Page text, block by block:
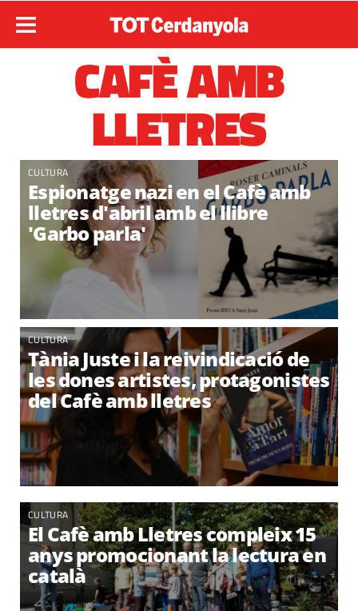
CAFÈ AMB
LLETRES
CULTURA
Espionatge nazi en el Cafè amb
lletres d'abril amb el llibre
'Garbo parla'
CULTURA
Tània Juste i la reivindicació de
les dones artistes, protagonistes
del Cafè amb lletres
CULTURA
El Cafè amb Lletres compleix 15
anys promocionant la lectura en
català